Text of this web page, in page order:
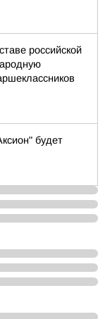
российской
будет